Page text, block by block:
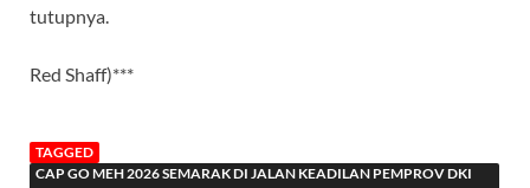
tutupnya.
Red Shaff)***
TAGGED
CAP GO MEH 2026 SEMARAK DI JALAN KEADILAN PEMPROV DKI